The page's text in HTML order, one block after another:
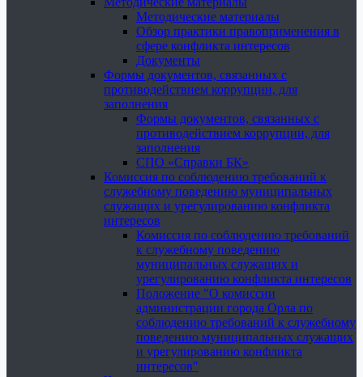
Методические материалы
Обзор практики правоприменения в
сфере конфликта интересов
Документы
Формы документов, связанных с
противодействием коррупции, для
заполнения
Формы документов, связанных с
противодействием коррупции, для
заполнения
СПО «Справки БК»
Комиссия по соблюдению требований к
служебному поведению муниципальных
служащих и урегулированию конфликта
интересов
Комиссия по соблюдению требований
к служебному поведению
муниципальных служащих и
урегулированию конфликта интересов
Положение "О комиссии
администрации города Орла по
соблюдению требований к служебному
поведению муниципальных служащих
и урегулированию конфликта
интересов"